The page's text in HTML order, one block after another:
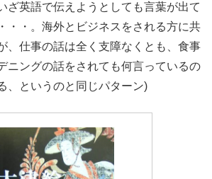
ざ英語で伝えようとしても言葉が出て
・・。海外とビジネスをされる方に共
、仕事の話は全く支障なくとも、食事
ニングの話をされても何言っているの
、というのと同じパターン)